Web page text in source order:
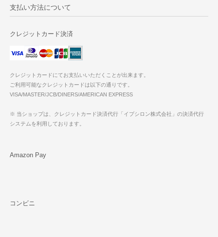
支払い方法について
クレジットカード決済
クレジットカードにてお支払いいただくことが出来ます。
ご利用可能なクレジットカードは以下の通りです。
VISA/MASTER/JCB/DINERS/AMERICAN EXPRESS
※ 当ショップは、クレジットカード決済代行「イプシロン株式会社」の決済代行
システムを利用しております。
Amazon Pay
コンビニ